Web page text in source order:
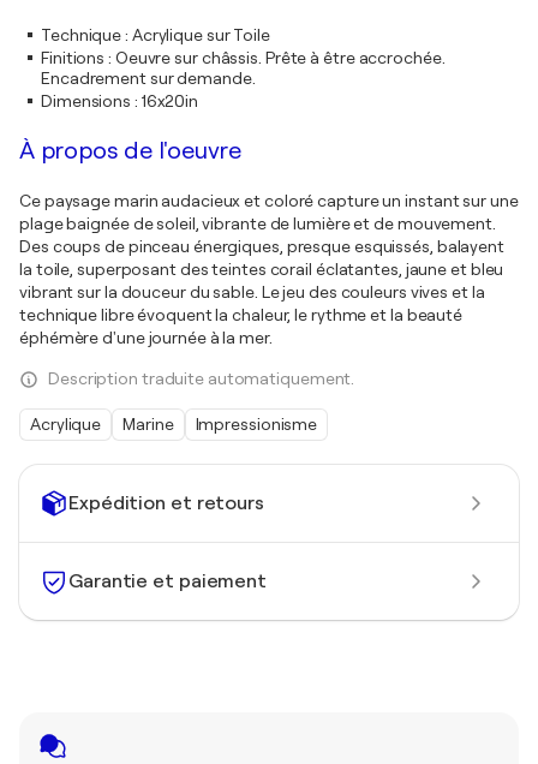
Expédition et retours
Garantie et paiement
Technique: Acrylique sur Toile
Finitions : Oeuvre sur châssis. Prête à être accrochée.
Encadrement sur demande.
Dimensions : 16x20in
À propos de l'oeuvre
Ce paysage marin audacieux et coloré capture un instant sur une
plage baignée de soleil, vibrante de lumière et de mouvement.
Des coups de pinceau énergiques, presque esquissés, balayent
la toile, superposant des teintes corail éclatantes, jaune et bleu
vibrant sur la douceur du sable. Le jeu des couleurs vives et la
technique libre évoquent la chaleur, le rythme et la beauté
éphémère d'une journée à la mer.
Description traduite automatiquement.
Acrylique Marine Impressionisme